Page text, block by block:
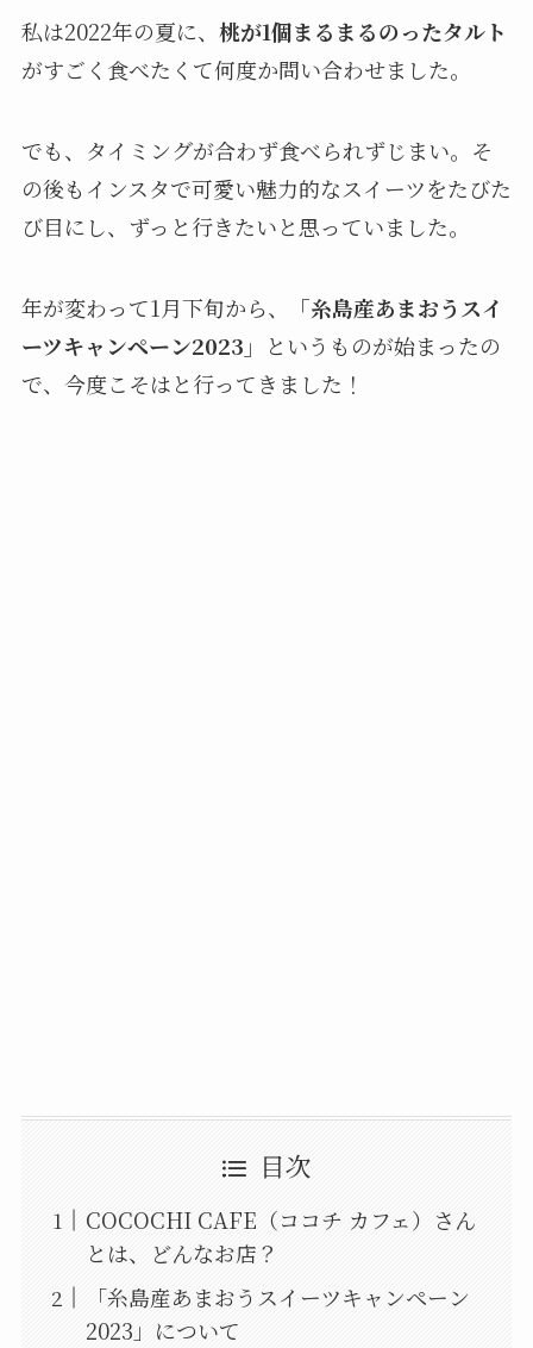
私は2022年の夏に、 桃が1個まるまるのったタルト
がすごく食べたくて何度か問い合わせました。
でも、タイミングが合わず食べられずじまい。そ
の後もインスタで可愛い魅力的なスイーツをたびた
び目にし、ずっと行きたいと思っていました。
年が変わって1月下旬から、
「糸島産あまおうスイ
ーツキャンペーン2023」
というものが始まったの
で、今度こそはと行ってきました！
目次
COCOCHI CAFE（ココチ カフェ）さん
とは、どんなお店？
「糸島産あまおうスイーツキャンペーン
2023」について